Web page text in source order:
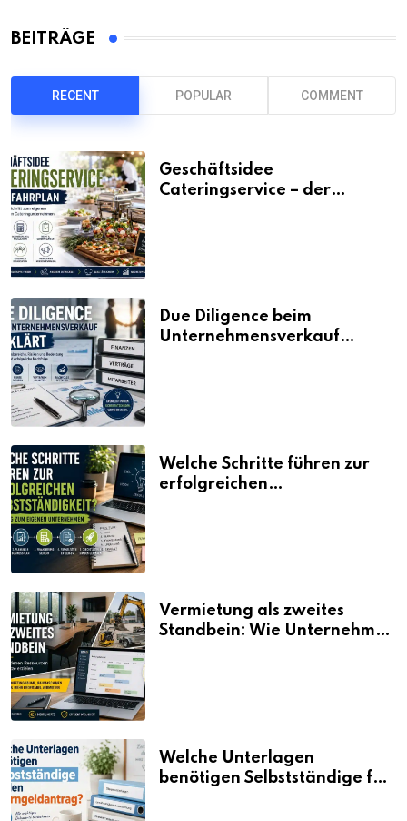
BEITRÄGE
RECENT POPULAR COMMENT
Geschäftsidee
Cateringservice – der
Due Diligence beim
Unternehmensverkauf
Welche Schritte führen zur
erfolgreichen
Vermietung als zweites
Standbein: Wie Unternehmen
Welche Unterlagen
benötigen Selbstständige für